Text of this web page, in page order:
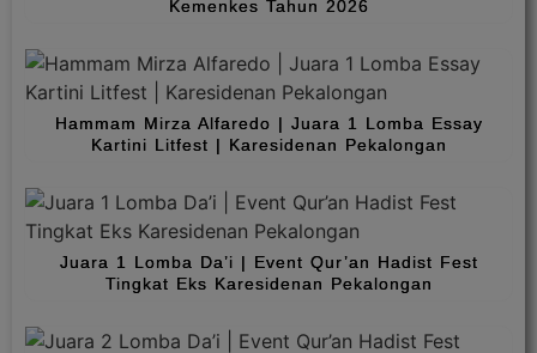
Kemenkes Tahun 2026
Hammam Mirza Alfaredo | Juara 1 Lomba Essay
Kartini Litfest | Karesidenan Pekalongan
Juara 1 Lomba Da’i | Event Qur’an Hadist Fest
Tingkat Eks Karesidenan Pekalongan